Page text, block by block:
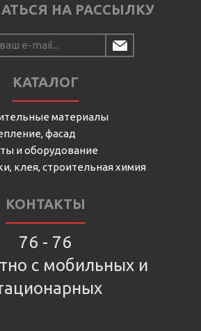
НА РАССЫЛКУ
КАТАЛОГ
материалы
фасад
и оборудование
клея, строительная химия
КОНТАКТЫ
76 - 76
с мобильных и